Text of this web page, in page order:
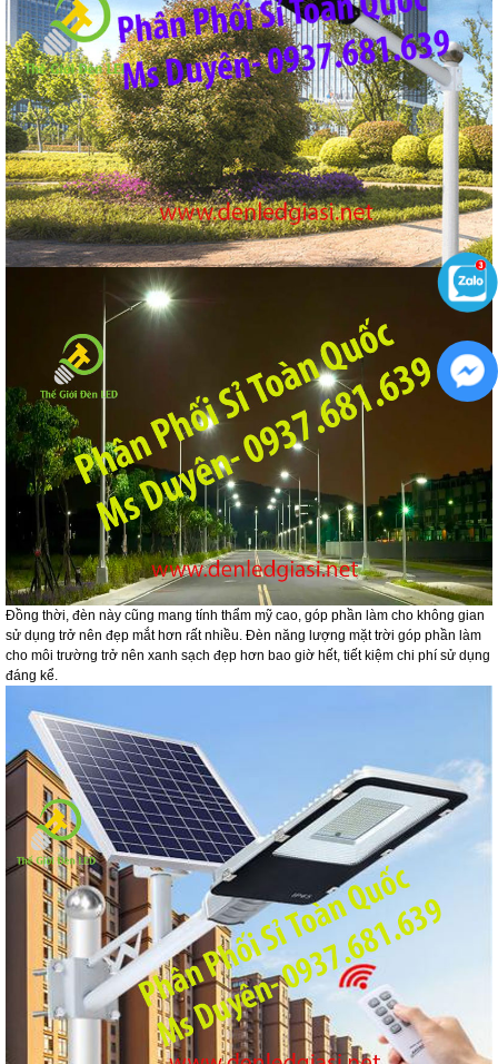
Đồng thời, đèn này cũng mang tính thẩm mỹ cao, góp phần làm cho không gian
sử dụng trở nên đẹp mắt hơn rất nhiều. Đèn năng lượng mặt trời góp phần làm
cho môi trường trở nên xanh sạch đẹp hơn bao giờ hết, tiết kiệm chi phí sử dụng
đáng kể.